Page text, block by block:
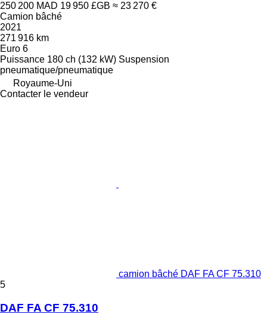
250 200 MAD 19 950 £GB ≈ 23 270 €
Camion bâché
2021
271 916 km
Euro 6
Puissance 180 ch (132 kW) Suspension
pneumatique/pneumatique
Royaume-Uni
Contacter le vendeur
camion bâché DAF FA CF 75.310
5
DAF FA CF 75.310